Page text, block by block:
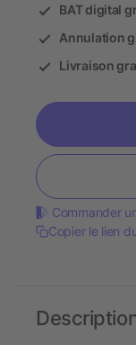
BAT digital
Annulation
Livraison
Commander
Copier le lien